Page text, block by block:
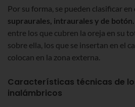
Por su forma, se pueden clasificar en
supraurales, intraurales y de botón.
entre los que cubren la oreja en su
sobre ella, los que se insertan en el
colocan en la zona externa.
Características técnicas de
inalámbricos